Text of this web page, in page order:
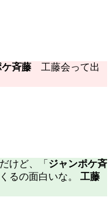
斉藤 工藤会って出
けど、「 ジャンポケ斉
るの面白いな。 工藤